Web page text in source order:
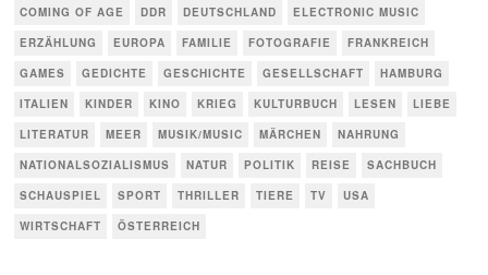
COMING OF AGE
DDR DEUTSCHLAND
ELECTRONIC MUSIC
ERZÄHLUNG
EUROPA FAMILIE FOTOGRAFIE
FRANKREICH
GAMES
GEDICHTE GESCHICHTE GESELLSCHAFT
HAMBURG
ITALIEN
KINDER KINO KRIEG KULTURBUCH LESEN
LIEBE
LITERATUR
MEER MUSIK/MUSIC MÄRCHEN
NAHRUNG
NATIONALSOZIALISMUS
NATUR POLITIK REISE
SACHBUCH
SCHAUSPIEL
SPORT THRILLER TIERE TV
USA
WIRTSCHAFT
ÖSTERREICH